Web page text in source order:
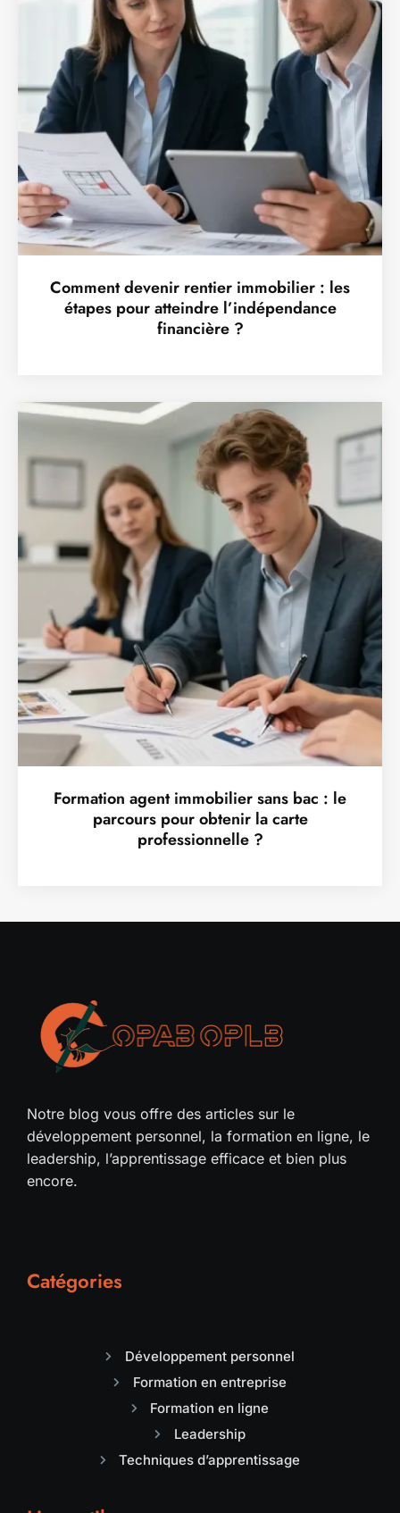
Comment devenir rentier immobilier : les
étapes pour atteindre l’indépendance
financière ?
Formation agent immobilier sans bac : le
parcours pour obtenir la carte
professionnelle ?
Notre blog vous offre des articles sur le
développement personnel, la formation en ligne, le
leadership, l’apprentissage efficace et bien plus
encore.
Catégories
Développement personnel
Formation en entreprise
Formation en ligne
Leadership
Techniques d’apprentissage